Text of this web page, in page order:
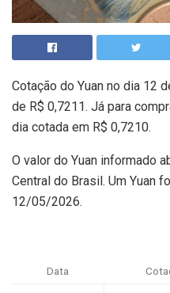
Cotação do Yuan no dia 12
de R$ 0,7211. Já para
dia cotada em R$ 0,7210.
O valor do Yuan informado
Central do Brasil. Um Yuan
12/05/2026.
Data